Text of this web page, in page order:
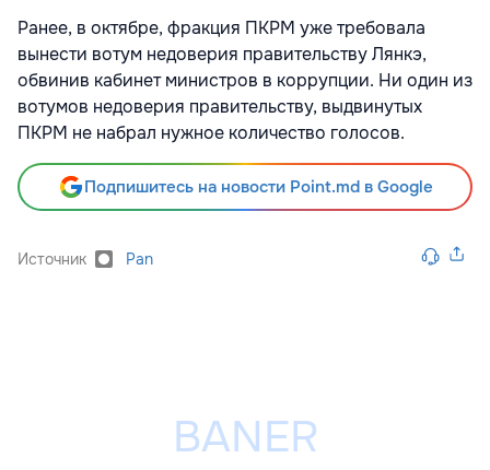
Ранее, в октябре, фракция ПКРМ уже требовала
вынести вотум недоверия правительству Лянкэ,
обвинив кабинет министров в коррупции. Ни один из
вотумов недоверия правительству, выдвинутых
ПКРМ не набрал нужное количество голосов.
Подпишитесь на новости Point.md в Google
Источник Pan